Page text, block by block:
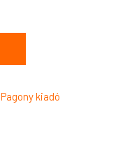
Pagony kiadó